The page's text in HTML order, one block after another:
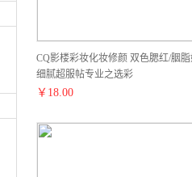
CQ影楼彩妆化妆修颜 双色腮红/胭
细腻超服帖专业之选彩
￥ 18.00